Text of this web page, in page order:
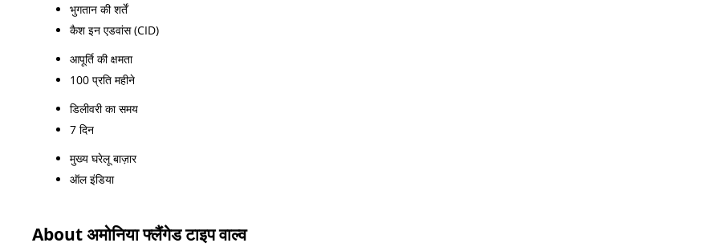
भुगतान की शर्तें
कैश इन एडवांस (CID)
आपूर्ति की क्षमता
100 प्रति महीने
डिलीवरी का समय
7 दिन
मुख्य घरेलू बाज़ार
ऑल इंडिया
About अमोनिया फ्लैंगेड टाइप वाल्व